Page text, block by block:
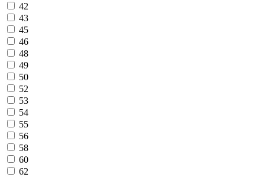
42
43
45
46
48
49
50
52
53
54
55
56
58
60
62